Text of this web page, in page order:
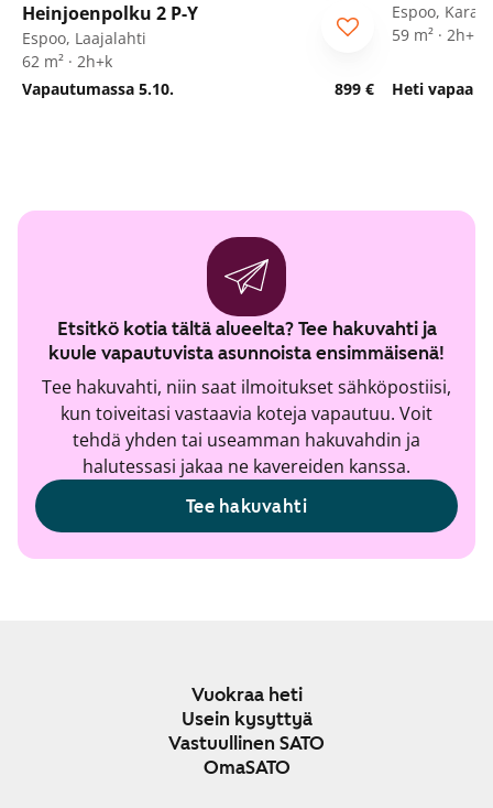
Heinjoenpolku 2 P-Y
Espoo, Laajalahti
62 m² · 2h+k
Vapautumassa 5.10.
899 €
Espoo,
59 m² · 2h+k
Heti vapaa
Etsitkö kotia tältä alueelta? Tee hakuvahti ja
kuule vapautuvista asunnoista ensimmäisenä!
Tee hakuvahti, niin saat ilmoitukset sähköpostiisi,
kun toiveitasi vastaavia koteja vapautuu. Voit
tehdä yhden tai useamman hakuvahdin ja
halutessasi jakaa ne kavereiden kanssa.
Tee hakuvahti
Vuokraa heti
Usein kysyttyä
Vastuullinen SATO
OmaSATO